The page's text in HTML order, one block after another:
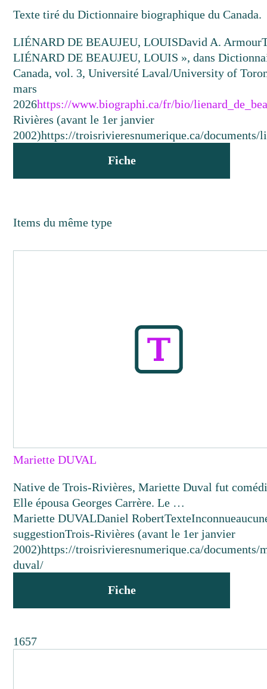
Texte tiré du Dictionnaire biographique du Canada.
LIÉNARD DE BEAUJEU, LOUISDavid A. Armour
LIÉNARD DE BEAUJEU, LOUIS », dans
Canada, vol. 3, Université Laval/University of
mars
2026https://www.biographi.ca/fr/bio/
Rivières (avant le 1er janvier
2002)https://troisrivieresnumerique.ca/documents/
Fiche
Items du même type
Mariette DUVAL
Native de Trois-Rivières, Mariette Duval fut
Elle épousa Georges Carrère. Le …
Mariette DUVALDaniel RobertTexteInconnue
suggestionTrois-Rivières (avant le 1er janvier
2002)https://troisrivieresnumerique.ca/documents/
duval/
Fiche
1657